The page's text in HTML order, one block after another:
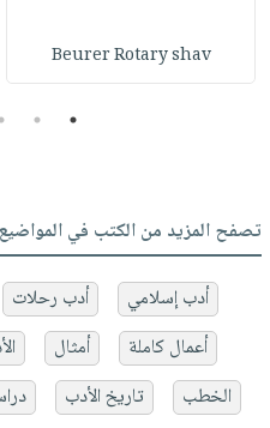
Beurer Rotary shav
1
2
تصفح المزيد من الكتب في المواضيع
أدب إسلامي أدب رحلات
أعمال كاملة
أمثال
الخطب
تاريخ الأدب